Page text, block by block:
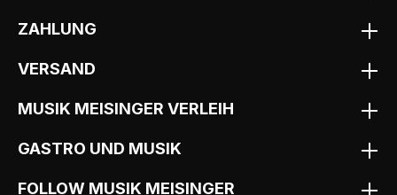
ZAHLUNG
VERSAND
MUSIK MEISINGER VERLEIH
GASTRO UND MUSIK
FOLLOW MUSIK MEISINGER